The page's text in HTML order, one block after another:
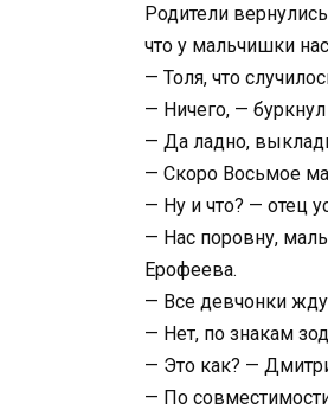
Родители
что у мальчишки
— Толя, что
— Ничего, — буркнул
— Да ладно,
— Скоро Восьмое
— Ну и что? — отец
— Нас поровну,
Ерофеева.
— Все девчонки
— Нет, по знакам
— Это как? —
— По